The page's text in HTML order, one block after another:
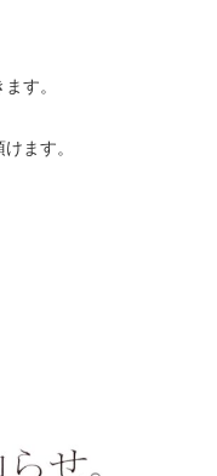
す。
ます。